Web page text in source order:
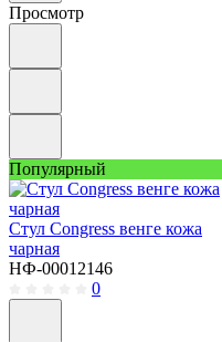
Просмотр
Популярный
Стул Congress венге кожа
чарная
НФ-00012146
0